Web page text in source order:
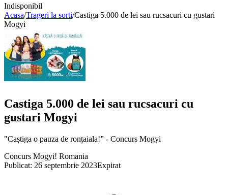
Indisponibil
Acasa/Trageri la sorti/Castiga 5.000 de lei sau rucsacuri cu gustari
Mogyi
Castiga 5.000 de lei sau rucsacuri cu
gustari Mogyi
"Caștiga o pauza de ronțaiala!” - Concurs Mogyi
Concurs Mogyi! Romania
Publicat: 26 septembrie 2023Expirat